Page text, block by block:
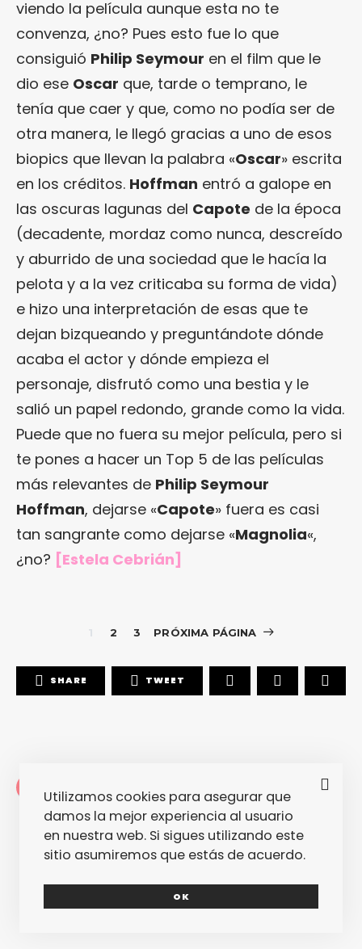
viendo la película aunque esta no te
convenza, ¿no? Pues esto fue lo que
consiguió Philip Seymour en el film que le
dio ese Oscar que, tarde o temprano, le
tenía que caer y que, como no podía ser de
otra manera, le llegó gracias a uno de esos
biopics que llevan la palabra «Oscar» escrita
en los créditos. Hoffman entró a galope en
las oscuras lagunas del Capote de la época
(decadente, mordaz como nunca, descreído
y aburrido de una sociedad que le hacía la
pelota y a la vez criticaba su forma de vida)
e hizo una interpretación de esas que te
dejan bizqueando y preguntándote dónde
acaba el actor y dónde empieza el
personaje, disfrutó como una bestia y le
salió un papel redondo, grande como la vida.
Puede que no fuera su mejor película, pero si
te pones a hacer un Top 5 de las películas
más relevantes de Philip Seymour
Hoffman, dejarse «Capote» fuera es casi
tan sangrante como dejarse «Magnolia«,
¿no? [Estela Cebrián]
1 2 3 PRÓXIMA PÁGINA
SHARE TWEET
La redacción de fantasticmag.es al
completo... Cualquiera de nosotros
puede haber escrito este post, pero
hecho con mucho amor.
Utilizamos cookies para asegurar que
damos la mejor experiencia al usuario
en nuestra web. Si sigues utilizando este
sitio asumiremos que estás de acuerdo.
OK